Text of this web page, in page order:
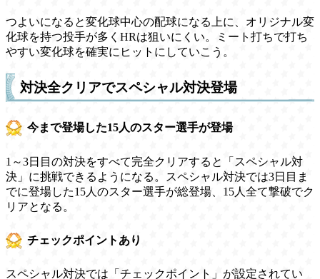
つよいになると変化球中心の配球になる上に、オリジナル変
化球を持つ投手が多くHRは狙いにくい。ミート打ちで打ち
やすい変化球を確実にヒットにしていこう。
対決全クリアでスペシャル対決登場
今まで登場した15人のスター選手が登場
1～3日目の対決をすべて完全クリアすると「スペシャル対
決」に挑戦できるようになる。スペシャル対決では3日目ま
でに登場した15人のスター選手が総登場、15人全て撃破でク
リアとなる。
チェックポイントあり
スペシャル対決では「チェックポイント」が設定されてい